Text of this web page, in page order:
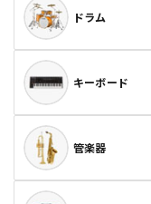
ドラム
キーボード
管楽器